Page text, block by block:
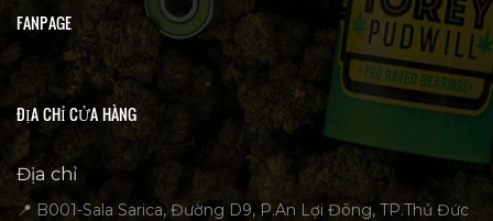
FANPAGE
ĐỊA CHỈ CỬA HÀNG
Địa chỉ
📍 B001-Sala Sarica, Đường D9, P.An Lợi Đông, TP.Thủ Đức